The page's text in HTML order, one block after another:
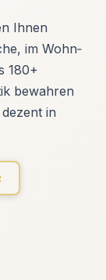
Ihnen
im Wohn‑
180+
bewahren
in